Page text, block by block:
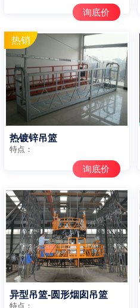
询底价
热镀锌吊篮
特点：
询底价
异型吊篮-圆形烟囱吊篮
特点：